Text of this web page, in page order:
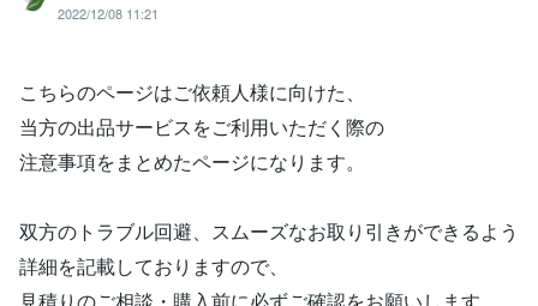
2022/12/08 11:21
こちらのページはご依頼人様に向けた、
当方の出品サービスをご利用いただく際の
注意事項をまとめたページになります。
双方のトラブル回避、スムーズなお取り引きができるよう
詳細を記載しておりますので、
見積りのご相談・購入前に必ずご確認をお願いします。